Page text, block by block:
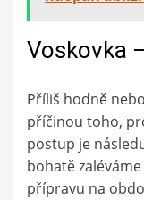
Voskovka
Příliš hodně
příčinou toho,
postup je
bohatě
přípravu na